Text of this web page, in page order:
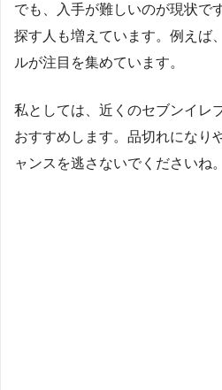
でも、入手が難しいのが現状で
探す人も増えています。例えば
ルが注目を集めています。
私としては、近くのセブンイレ
おすすめします。品切れになり
ャンスを逃さないでくださいね。